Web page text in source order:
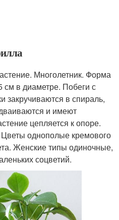
Многолетник. Форма
см в диаметре. Побеги с
закручиваются в спираль,
и имеют
цепляется к опоре.
однополые кремового
Женские типы одиночные,
соцветий.